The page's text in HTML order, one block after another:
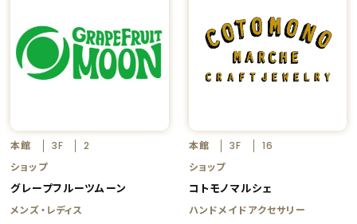
本館 3F
2
ショップ
グレープフルーツムーン
メンズ・レディス
本館 3F
16
ショップ
コトモノマルシェ
ハンドメイドアクセサリー